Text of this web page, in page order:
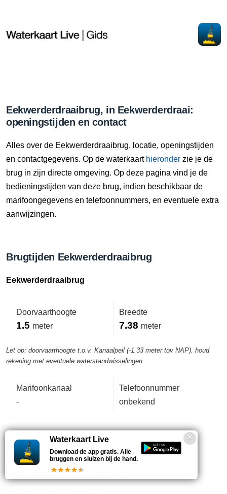
Eekwerderdraaibrug, in Eekwerderdraai:
openingstijden en contact
Alles over de Eekwerderdraaibrug, locatie, openingstijden
en contactgegevens. Op de waterkaart hieronder zie je de
brug in zijn directe omgeving. Op deze pagina vind je de
bedieningstijden van deze brug, indien beschikbaar de
marifoongegevens en telefoonnummers, en eventuele extra
aanwijzingen.
Brugtijden Eekwerderdraaibrug
Eekwerderdraaibrug
Doorvaarthoogte
1.5 meter
Breedte
7.38 meter
Let op: doorvaarthoogte t.o.v. Kanaalpeil (-1.33 meter tov NAP). houd
rekening met eventuele waterstandwisselingen
Marifoonkanaal
-
Telefoonnummer
onbekend
Zelfbediening.
Opmerking:Voor brug te Garmerswolde: Sleutel is
verkrijgbaar bij naast liggend café.
Waterkaart Live
Download de app gratis. Alle
bruggen en sluizen bij de hand.